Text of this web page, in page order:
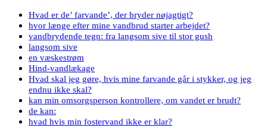
Hvad er de’ farvande’, der bryder nøjagtigt?
hvor længe efter mine vandbrud starter arbejdet?
vandbrydende tegn: fra langsom sive til stor gush
langsom sive
en væskestrøm
Hind-vandlækage
Hvad skal jeg gøre, hvis mine farvande går i stykker, og jeg
endnu ikke skal?
kan min omsorgsperson kontrollere, om vandet er brudt?
de kan:
hvad hvis min fostervand ikke er klar?